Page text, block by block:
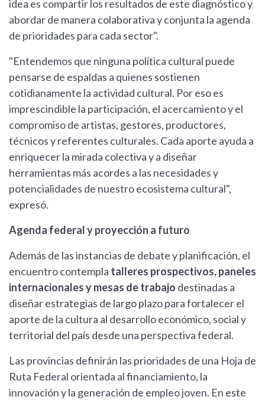
idea es compartir los resultados de este diagnóstico y
abordar de manera colaborativa y conjunta la agenda
de prioridades para cada sector".
"Entendemos que ninguna política cultural puede
pensarse de espaldas a quienes sostienen
cotidianamente la actividad cultural. Por eso es
imprescindible la participación, el acercamiento y el
compromiso de artistas, gestores, productores,
técnicos y referentes culturales. Cada aporte ayuda a
enriquecer la mirada colectiva y a diseñar
herramientas más acordes a las necesidades y
potencialidades de nuestro ecosistema cultural",
expresó.
Agenda federal y proyección a futuro
Además de las instancias de debate y planificación, el
encuentro contempla talleres prospectivos, paneles
internacionales y mesas de trabajo destinadas a
diseñar estrategias de largo plazo para fortalecer el
aporte de la cultura al desarrollo económico, social y
territorial del país desde una perspectiva federal.
Las provincias definirán las prioridades de una Hoja de
Ruta Federal orientada al financiamiento, la
innovación y la generación de empleo joven. En este